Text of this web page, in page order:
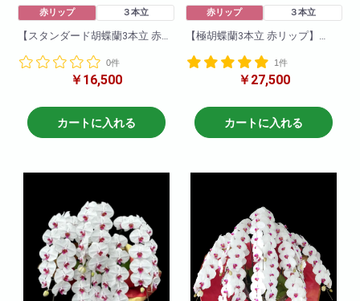
赤リップ ３本立
【スタンダード胡蝶蘭3本立 赤リ
一押し3本立ち赤リップ。紅白の
コントラストが醸し出す胡蝶蘭
する代物です。他の色と比べて
一際映え且つ華やかな一品です!
就任祝い・開店祝いにも適して
色 : 赤リップ
輪数:約24～30輪
※季節により輪数が変動すること
があります。
0件
￥16,500
カートに入れる
赤リップ ３本立
【極胡蝶蘭3本立 赤リップ】
しております。華やかさ花もち
も最高級品です。紅白のコント
優雅さは5本立ちにも匹敵する代
物です。他の色と比べて一際映
え且つ華やかな一品です!就任祝
※季節により輪数が変動すること
があります。
1件
￥27,500
カートに入れる